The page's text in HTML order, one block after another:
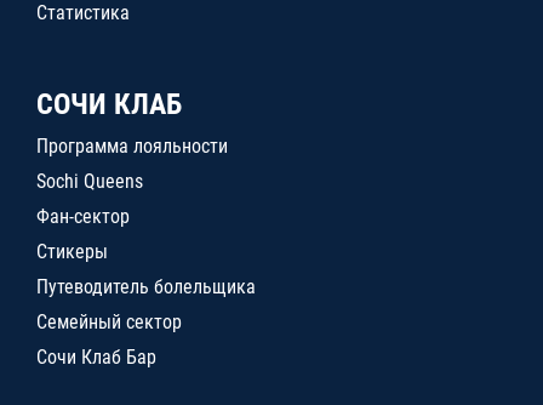
Статистика
СОЧИ КЛАБ
Программа лояльности
Sochi Queens
Фан-сектор
Стикеры
Путеводитель болельщика
Семейный сектор
Сочи Клаб Бар